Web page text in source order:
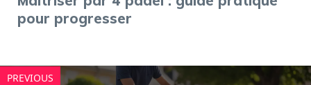
pour progresser
PREVIOUS